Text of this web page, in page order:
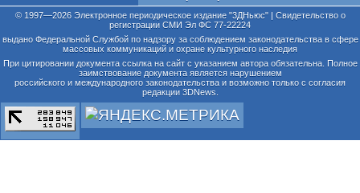
© 1997—2026 Электронное периодическое издание "3ДНьюс" | Свидетельство о
регистрации СМИ Эл ФС 77-22224
выдано Федеральной Службой по надзору за соблюдением законодательства в сфере
массовых коммуникаций и охране культурного наследия
При цитировании документа ссылка на сайт с указанием автора обязательна. Полное
заимствование документа является нарушением
российского и международного законодательства и возможно только с согласия
редакции 3DNews.